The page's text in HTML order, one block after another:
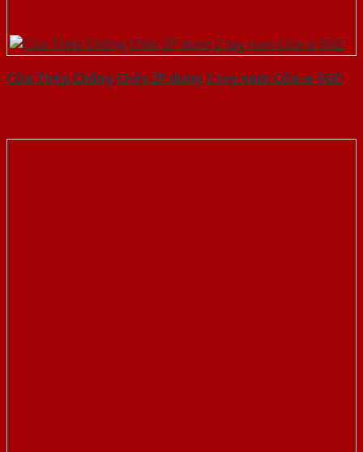
Cửa Thép Chống Cháy 2P dung 2 tay nam Cửa-a-SGD